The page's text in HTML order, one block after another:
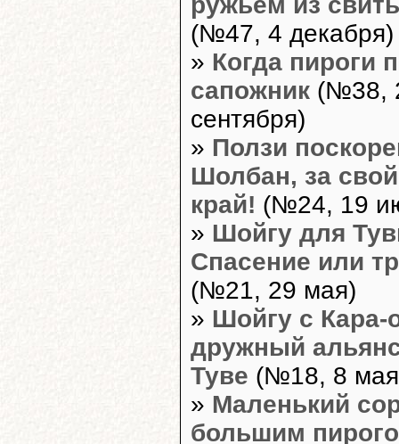
(№47, 4 декабря)
» Когда пироги
сапожник (№38,
сентября)
» Ползи
Шолбан, за
край! (№24, 19
» Шойгу для
Спасение или
(№21, 29 мая)
» Шойгу с Кара-
дружный
Туве (№18, 8
» Маленький
большим